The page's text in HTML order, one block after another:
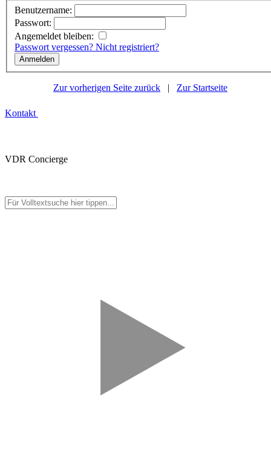
Benutzername:
Passwort:
Angemeldet bleiben:
Passwort vergessen? Nicht registriert?
Zur vorherigen Seite zurück | Zur Startseite
Kontakt
VDR Concierge